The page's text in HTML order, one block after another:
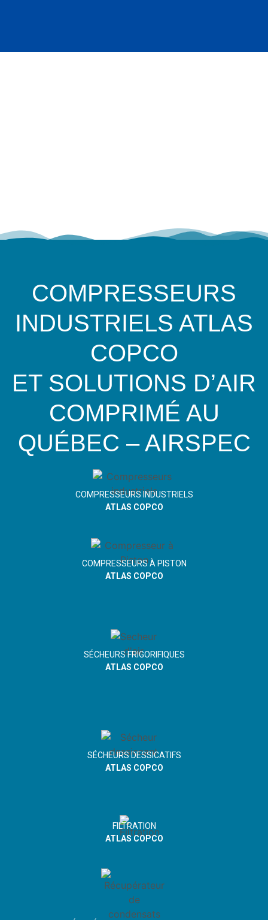
COMPRESSEURS
INDUSTRIELS ATLAS
COPCO
ET SOLUTIONS D’AIR
COMPRIMÉ AU
QUÉBEC – AIRSPEC
COMPRESSEURS INDUSTRIELS
ATLAS COPCO
COMPRESSEURS À PISTON
ATLAS COPCO
SÉCHEURS FRIGORIFIQUES
ATLAS COPCO
SÉCHEURS DESSICATIFS
ATLAS COPCO
FILTRATION
ATLAS COPCO